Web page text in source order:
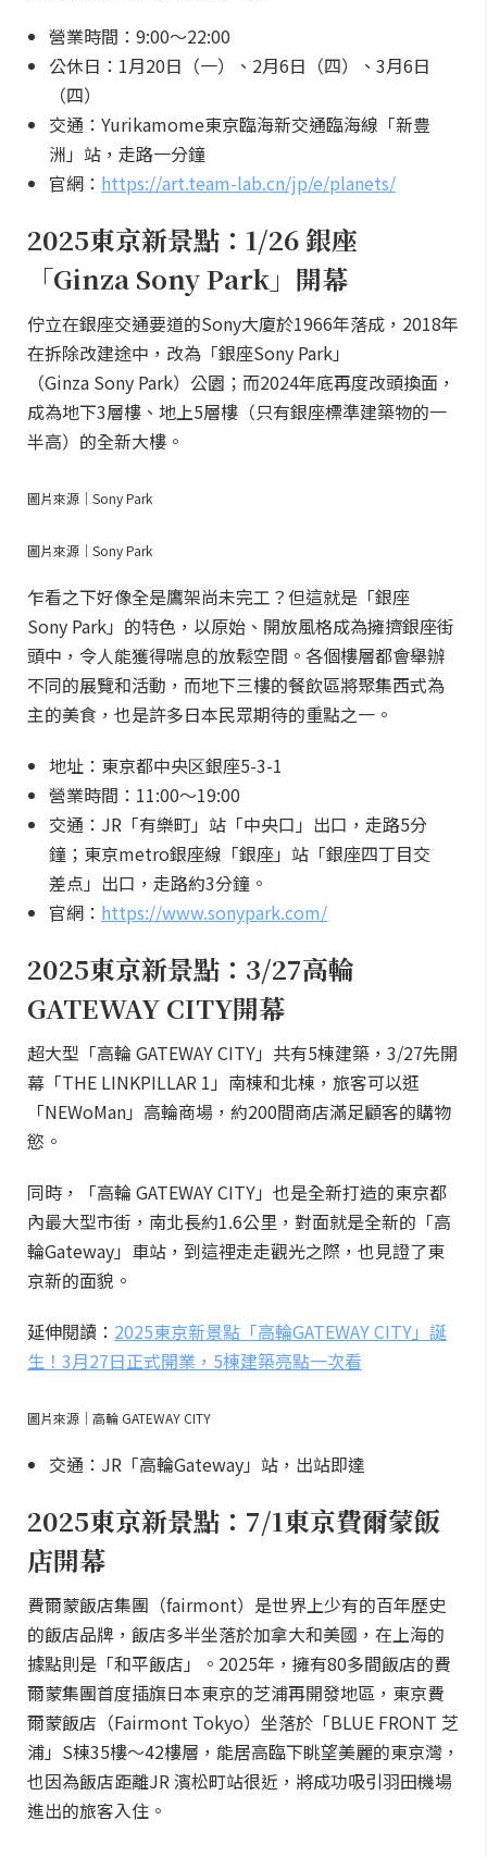
營業時間：9:00～22:00
公休日：1月20日（一）、2月6日（四）、3月6日
（四）
交通：Yurikamome東京臨海新交通臨海線「新豊
洲」站，走路一分鐘
官網： https://art.team-lab.cn/jp/e/planets/
2025東京新景點：1/26 銀座
「Ginza Sony Park」開幕
佇立在銀座交通要道的Sony大廈於1966年落成，2018年
在拆除改建途中，改為「銀座Sony Park」
（Ginza Sony Park）公園；而2024年底再度改頭換面，
成為地下3層樓、地上5層樓（只有銀座標準建築物的一
半高）的全新大樓。
圖片來源｜Sony Park
圖片來源｜Sony Park
乍看之下好像全是鷹架尚未完工？但這就是「銀座
Sony Park」的特色，以原始、開放風格成為擁擠銀座街
頭中，令人能獲得喘息的放鬆空間。各個樓層都會舉辦
不同的展覽和活動，而地下三樓的餐飲區將聚集西式為
主的美食，也是許多日本民眾期待的重點之一。
地址：東京都中央区銀座5-3-1
營業時間：11:00～19:00
交通：JR「有樂町」站「中央口」出口，走路5分
鐘；東京metro銀座線「銀座」站「銀座四丁目交
差点」出口，走路約3分鐘。
官網： https://www.sonypark.com/
2025東京新景點：3/27高輪
GATEWAY CITY開幕
超大型「高輪 GATEWAY CITY」共有5棟建築，3/27先開
幕「THE LINKPILLAR 1」南棟和北棟，旅客可以逛
「NEWoMan」高輪商場，約200間商店滿足顧客的購物
慾。
同時，「高輪 GATEWAY CITY」也是全新打造的東京都
內最大型市街，南北長約1.6公里，對面就是全新的「高
輪Gateway」車站，到這裡走走觀光之際，也見證了東
京新的面貌。
延伸閱讀： 2025東京新景點「高輪GATEWAY CITY」誕
生！3月27日正式開業，5棟建築亮點一次看
圖片來源｜高輪 GATEWAY CITY
交通：JR「高輪Gateway」站，出站即達
2025東京新景點：7/1東京費爾蒙飯
店開幕
費爾蒙飯店集團（fairmont）是世界上少有的百年歷史
的飯店品牌，飯店多半坐落於加拿大和美國，在上海的
據點則是「和平飯店」。2025年，擁有80多間飯店的費
爾蒙集團首度插旗日本東京的芝浦再開發地區，東京費
爾蒙飯店（Fairmont Tokyo）坐落於「BLUE FRONT 芝
浦」S棟35樓～42樓層，能居高臨下眺望美麗的東京灣，
也因為飯店距離JR 濱松町站很近，將成功吸引羽田機場
進出的旅客入住。